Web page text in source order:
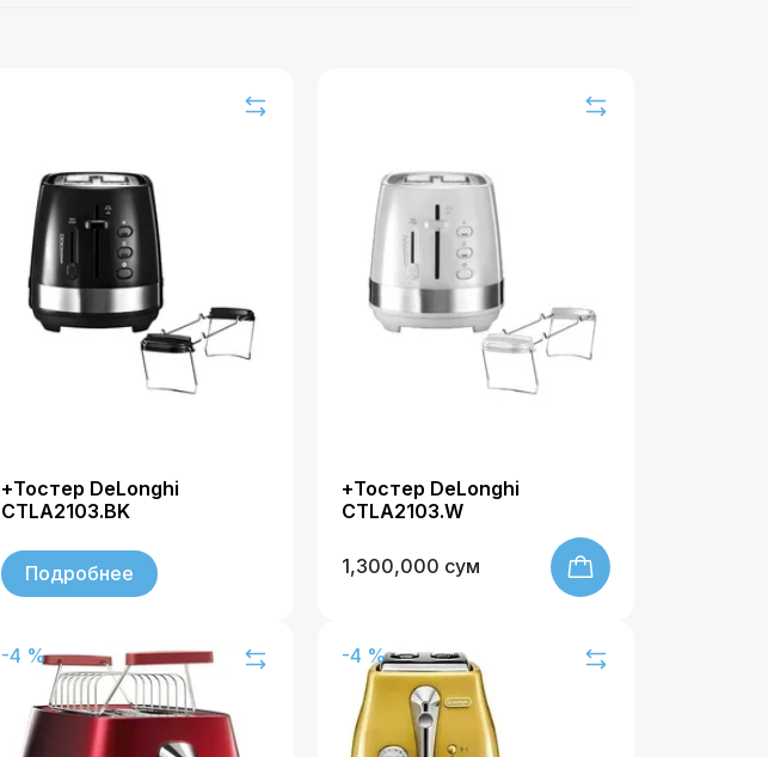
+Тостер DeLonghi
CTLA2103.BK
Подробнее
+Тостер DeLonghi
CTLA2103.W
1,300,000 сум
-4 % -4 %